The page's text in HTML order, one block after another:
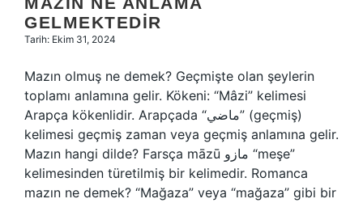
GELMEKTEDIR
Tarih: Ekim 31, 2024
Mazın olmuş ne demek? Geçmişte olan şeylerin
toplamı anlamına gelir. Kökeni: “Mâzi” kelimesi
Arapça kökenlidir. Arapçada “ماضي” (geçmiş)
kelimesi geçmiş zaman veya geçmiş anlamına gelir.
Mazın hangi dilde? Farsça māzū مازو “meşe”
kelimesinden türetilmiş bir kelimedir. Romanca
mazın ne demek? “Mağaza” veya “mağaza” gibi bir